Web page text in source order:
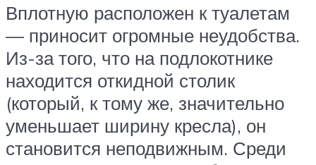
Вплотную расположен к туалетам
— приносит огромные неудобства.
Из-за того, что на подлокотнике
находится откидной столик
(который, к тому же, значительно
уменьшает ширину кресла), он
становится неподвижным. Среди